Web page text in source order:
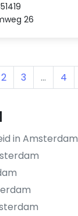
in Amsterdam
26
2 3 ... 4